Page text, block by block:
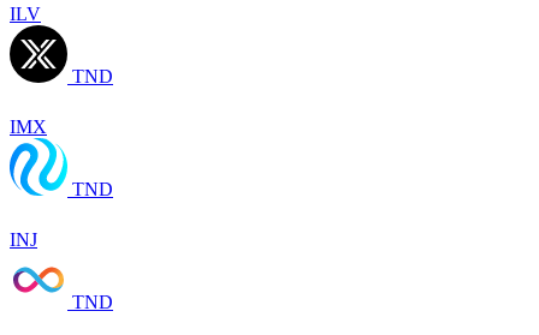
ILV
TND
IMX
TND
INJ
TND